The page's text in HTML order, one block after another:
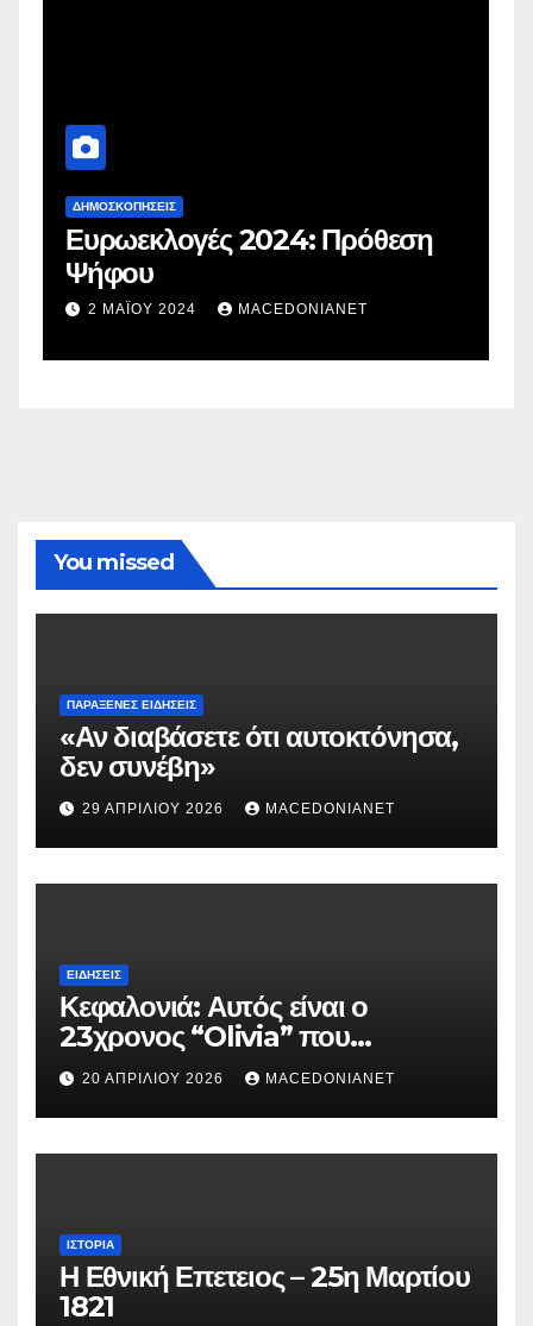
ΔΗΜΟΣΚΟΠΉΣΕΙΣ
Ευρωεκλογές 2024: Πρόθεση
Ψήφου
2 ΜΑΪ́ΟΥ 2024 MACEDONIANET
You missed
ΠΑΡΆΞΕΝΕΣ ΕΙΔΉΣΕΙΣ
«Αν διαβάσετε ότι αυτοκτόνησα,
δεν συνέβη»
29 ΑΠΡΙΛΊΟΥ 2026 MACEDONIANET
ΕΙΔΉΣΕΙΣ
Κεφαλονιά: Αυτός είναι ο
23χρονος “Olivia” που
κατηγορείται για τον θάνατο της
Μυρτούς
20 ΑΠΡΙΛΊΟΥ 2026 MACEDONIANET
ΙΣΤΟΡΊΑ
Η Εθνική Επετειος – 25η Μαρτίου
1821